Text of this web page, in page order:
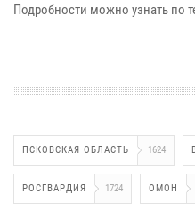
Подробности можно узнать по
ПСКОВСКАЯ ОБЛАСТЬ 1624
РОСГВАРДИЯ 1724 ОМОН